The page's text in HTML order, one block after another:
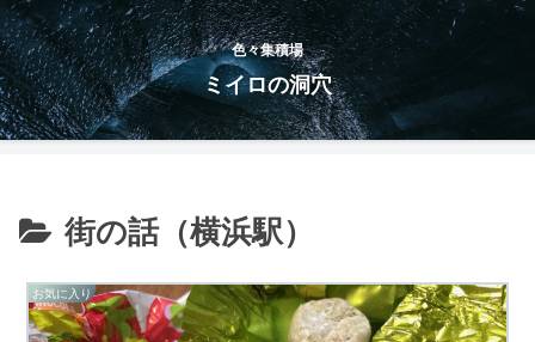
色々集積場
ミイロの洞穴
街の話（横浜駅）
お気に入り